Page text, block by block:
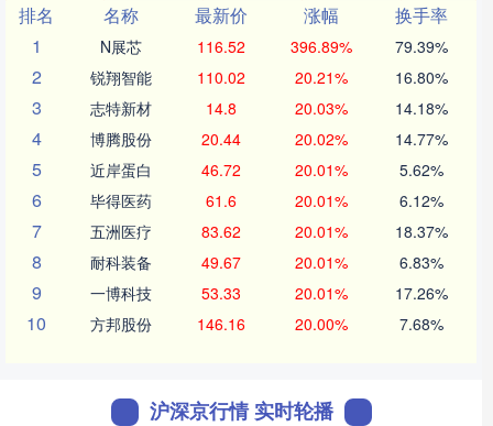
排名
名称 最新价 涨幅
换手率
1
N展芯 116.52 396.89% 79.39%
2 锐翔智能 110.02 20.21% 16.80%
3 志特新材 14.8 20.03% 14.18%
4 博腾股份 20.44 20.02% 14.77%
5 近岸蛋白 46.72 20.01% 5.62%
6 毕得医药 61.6 20.01% 6.12%
7 五洲医疗 83.62 20.01% 18.37%
8 耐科装备 49.67 20.01% 6.83%
9 一博科技 53.33 20.01% 17.26%
10 方邦股份 146.16 20.00% 7.68%
沪深京行情 实时轮播